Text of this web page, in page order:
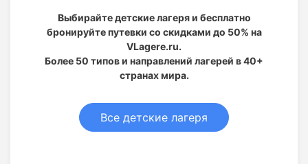
Выбирайте детские лагеря и бесплатно
бронируйте путевки со скидками до 50% на
VLagere.ru.
Более 50 типов и направлений лагерей в 40+
странах мира.
Все детские лагеря